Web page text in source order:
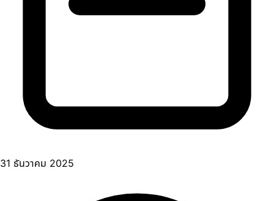
31 ธันวาคม 2025